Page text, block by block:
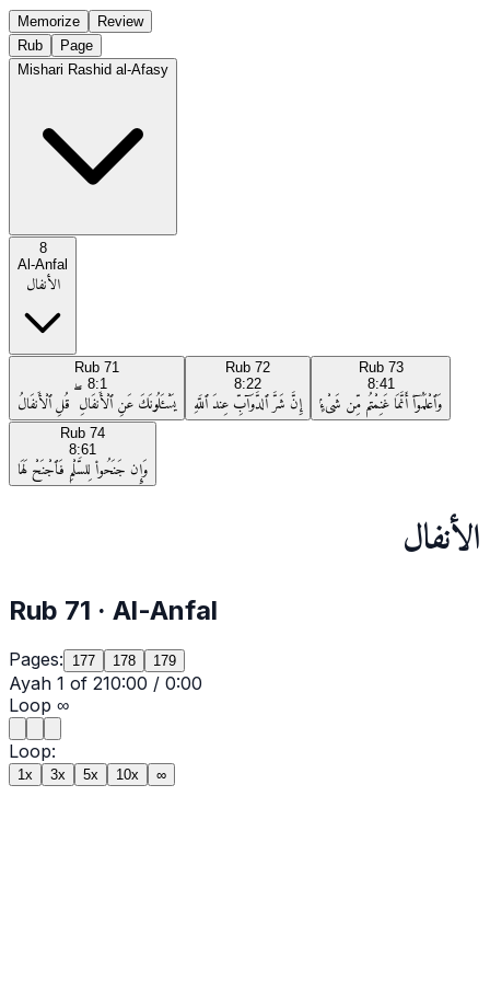
Memorize
Review
Rub
Page
Mishari Rashid al-Afasy
8
Al-Anfal
الأنفال
Rub 71
8:1
يَسْـَٔلُونَكَ عَنِ ٱلْأَنفَالِ ۖ قُلِ ٱلْأَنفَالُ
Rub 72
8:22
إِنَّ شَرَّ ٱلدَّوَآبِّ عِندَ ٱللَّهِ
Rub 73
8:41
وَٱعْلَمُوٓا۟ أَنَّمَا غَنِمْتُم مِّن شَىْءٍۢ
Rub 74
8:61
وَإِن جَنَحُوا۟ لِلسَّلْمِ فَٱجْنَحْ لَهَا
الأنفال
Rub 71 · Al-Anfal
Pages: 177 178 179
Ayah 1 of 210:00 / 0:00
Loop ∞
Loop:
1x 3x 5x 10x ∞